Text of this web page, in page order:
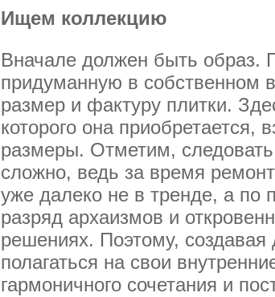
Ищем коллекцию
Вначале должен быть образ.
придуманную в собственном
размер и фактуру плитки.
которого она
размеры. Отметим,
сложно, ведь за время
уже далеко не в тренде, а по
разряд архаизмов и
решениях. Поэтому,
полагаться на свои
гармоничного сочетания и